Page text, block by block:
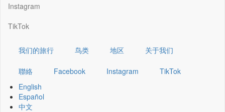
Instagram
TikTok
我们的旅行 鸟类 地区 关于我们
聯絡 Facebook Instagram
TikTok
English
Español
中文